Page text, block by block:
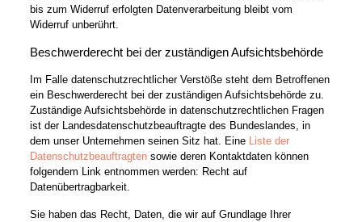
bis zum Widerruf erfolgten Datenverarbeitung bleibt vom
Widerruf unberührt.
Beschwerderecht bei der zuständigen Aufsichtsbehörde
Im Falle datenschutzrechtlicher Verstöße steht dem Betroffenen
ein Beschwerderecht bei der zuständigen Aufsichtsbehörde zu.
Zuständige Aufsichtsbehörde in datenschutzrechtlichen Fragen
ist der Landesdatenschutzbeauftragte des Bundeslandes, in
dem unser Unternehmen seinen Sitz hat. Eine
Liste der
Datenschutzbeauftragtensowie deren Kontaktdaten können
folgendem Link entnommen werden: Recht auf
Datenübertragbarkeit.
Sie haben das Recht, Daten, die wir auf Grundlage Ihrer